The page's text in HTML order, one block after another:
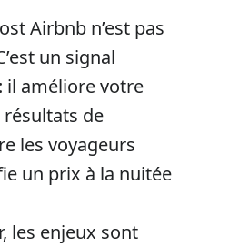
Airbnb n’est pas
un signal
améliore votre
de
les voyageurs
un prix à la nuitée
les enjeux sont